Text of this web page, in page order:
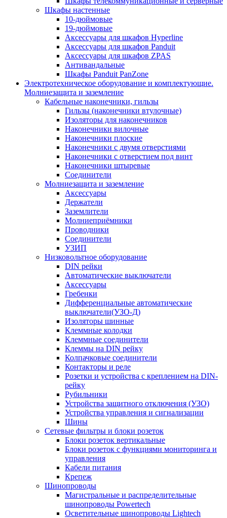
Шкафы настенные
10-дюймовые
19-дюймовые
Аксессуары для шкафов Hyperline
Аксессуары для шкафов Panduit
Аксессуары для шкафов ZPAS
Антивандальные
Шкафы Panduit PanZone
Электротехническое оборудование и комплектующие.
Молниезащита и заземление
Кабельные наконечники, гильзы
Гильзы (наконечники втулочные)
Изоляторы для наконечников
Наконечники вилочные
Наконечники плоские
Наконечники с двумя отверстиями
Наконечники с отверстием под винт
Наконечники штыревые
Соединители
Молниезащита и заземление
Аксессуары
Держатели
Заземлители
Молниеприёмники
Проводники
Соединители
УЗИП
Низковольтное оборудование
DIN рейки
Автоматические выключатели
Аксессуары
Гребенки
Дифференциальные автоматические
выключатели(УЗО-Д)
Изоляторы шинные
Клеммные колодки
Клеммные соединители
Клеммы на DIN рейку
Колпачковые соединители
Контакторы и реле
Розетки и устройства с креплением на DIN-
рейку
Рубильники
Устройства защитного отключения (УЗО)
Устройства управления и сигнализации
Шины
Сетевые фильтры и блоки розеток
Блоки розеток вертикальные
Блоки розеток с функциями мониторинга и
управления
Кабели питания
Крепеж
Шинопроводы
Магистральные и распределительные
шинопроводы Powertech
Осветительные шинопроводы Lightech